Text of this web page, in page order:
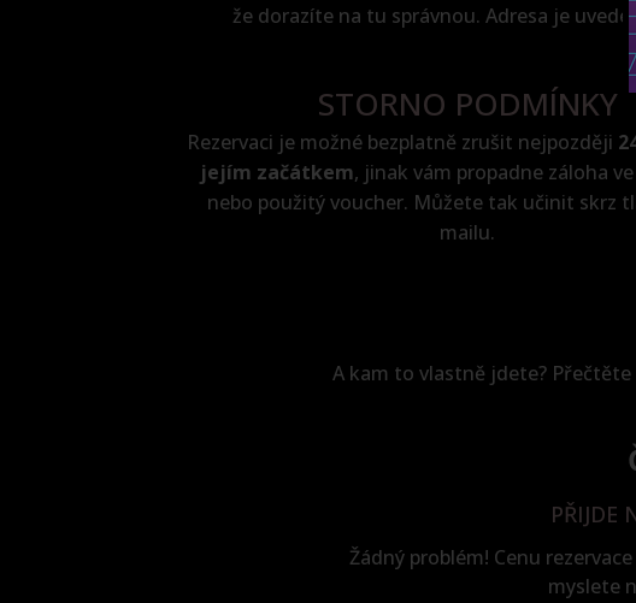
že dorazíte na tu správnou. Adresa je
STORNO PODMÍNKY
Rezervaci je možné bezplatně zrušit nejpozději
jejím začátkem, jinak vám propadne záloha
nebo použitý voucher. Můžete tak učinit skrz
mailu.
A kam to vlastně jdete? Přečtěte
PŘIJDE
Žádný problém! Cenu
myslete